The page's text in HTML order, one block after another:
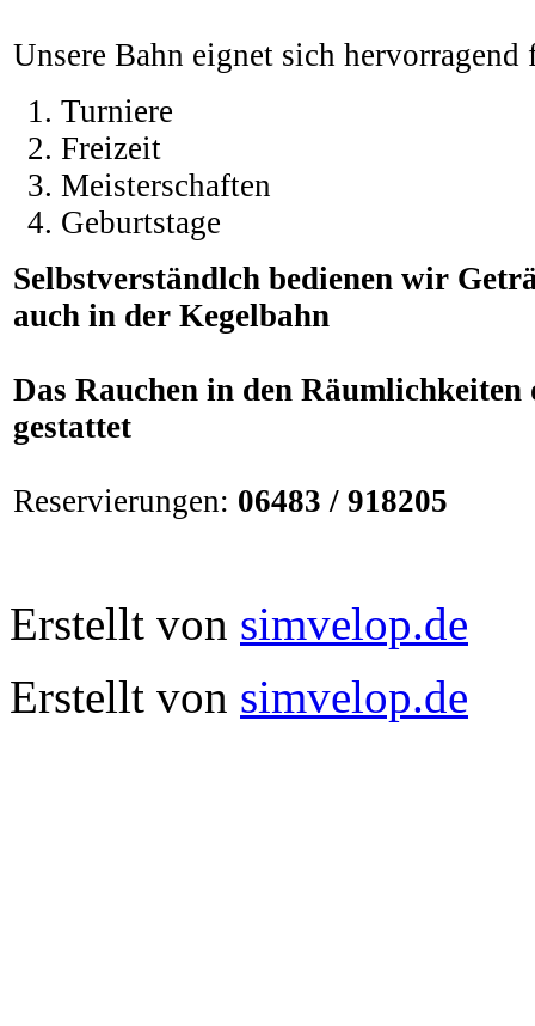
Unsere Bahn eignet sich hervorragend
Turniere
Freizeit
Meisterschaften
Geburtstage
Selbstverständlch bedienen wir
auch in der Kegelbahn
Das Rauchen in den
gestattet
Reservierungen: 06483 / 918205
Erstellt von simvelop.de
Erstellt von simvelop.de